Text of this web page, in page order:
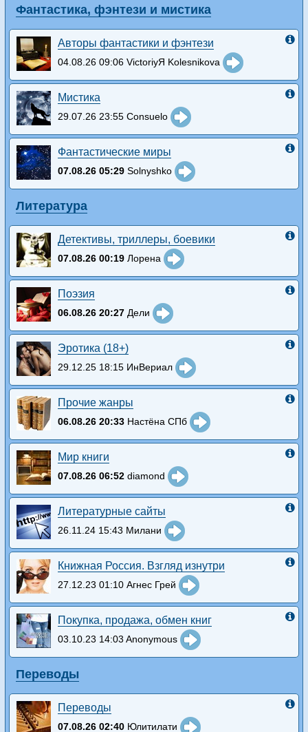
Фантастика, фэнтези и мистика
Авторы фантастики и фэнтези
04.08.26 09:06 VictoriyЯ Kolesnikova
Мистика
29.07.26 23:55 Consuelo
Фантастические миры
07.08.26 05:29 Solnyshko
Литература
Детективы, триллеры, боевики
07.08.26 00:19 Лорена
Поэзия
06.08.26 20:27 Дели
Эротика (18+)
29.12.25 18:15 ИнВериал
Прочие жанры
06.08.26 20:33 Настёна СПб
Мир книги
07.08.26 06:52 diamond
Литературные сайты
26.11.24 15:43 Милани
Книжная Россия. Взгляд изнутри
27.12.23 01:10 Агнес Грей
Покупка, продажа, обмен книг
03.10.23 14:03 Anonymous
Переводы
Переводы
07.08.26 02:40 Юлитилати